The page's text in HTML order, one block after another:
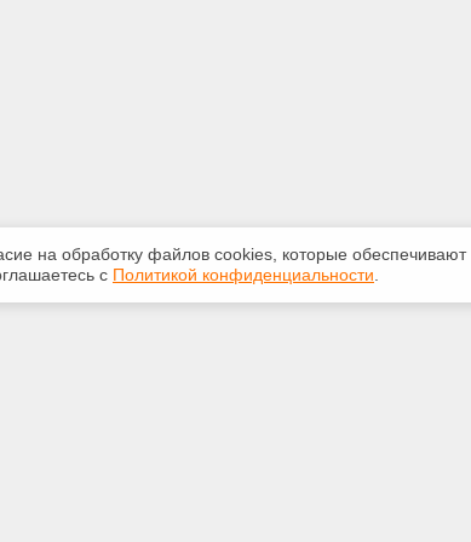
на обработку файлов сооkiеs, которые обеспечивают
с Политикой конфиденциальности.